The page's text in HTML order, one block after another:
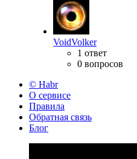
VoidVolker
1 ответ
0 вопросов
© Habr
О сервисе
Правила
Обратная связь
Блог